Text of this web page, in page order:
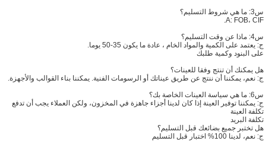
س3: ما هي شروط التسليم؟
A: FOB، CIF.
س4: ماذا عن وقت التسليم؟
ج: يعتمد على الكمية والمواد الخام ، عادة ما يكون 35-50 يوما.
على البنود وكمية طلبك
هل يمكنك أن تنتج وفقا للعينات؟
ج: نعم، يمكننا أن ننتج عن طريق عيناتك أو الرسومات الفنية. يمكننا بناء القوالب والأجهزة.
س6: ما هي سياسة العينات الخاصة بك؟
ج: يمكننا توفير العينة إذا كان لدينا أجزاء جاهزة في المخزون، ولكن العملاء يجب أن تدفع
تكلفة العينة
تكلفة البريد
هل تختبر جميع بضائعك قبل التسليم؟
ج: نعم، لدينا 100% اختبار قبل التسليم